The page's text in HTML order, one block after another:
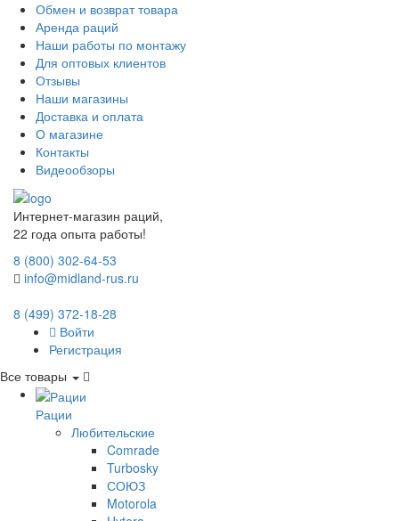
Обмен и возврат товара
Аренда раций
Наши работы по монтажу
Для оптовых клиентов
Отзывы
Наши магазины
Доставка и оплата
О магазине
Контакты
Видеообзоры
Интернет-магазин раций,
22 года опыта работы!
8 (800) 302-64-53
info@midland-rus.ru
8 (499) 372-18-28
Войти
Регистрация
Все товары
Рации
Любительские
Comrade
Turbosky
СОЮЗ
Motorola